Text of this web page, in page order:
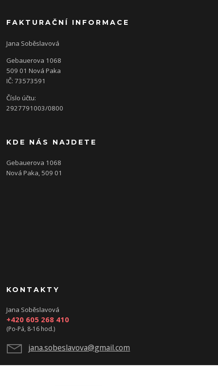
FAKTURAČNÍ INFORMACE
Jana Soběslavová
Gebauerova 1068
509 01 Nová Paka
IČ: 73573591
Číslo účtu:
2927791003/0800
KDE NÁS NAJDETE
Gebauerova 1068
Nová Paka, 509 01
KONTAKTY
Jana Soběslavová
+420 605 268 410
(Po-Pá, 8-16 hod.)
jana.sobeslavova@gmail.com